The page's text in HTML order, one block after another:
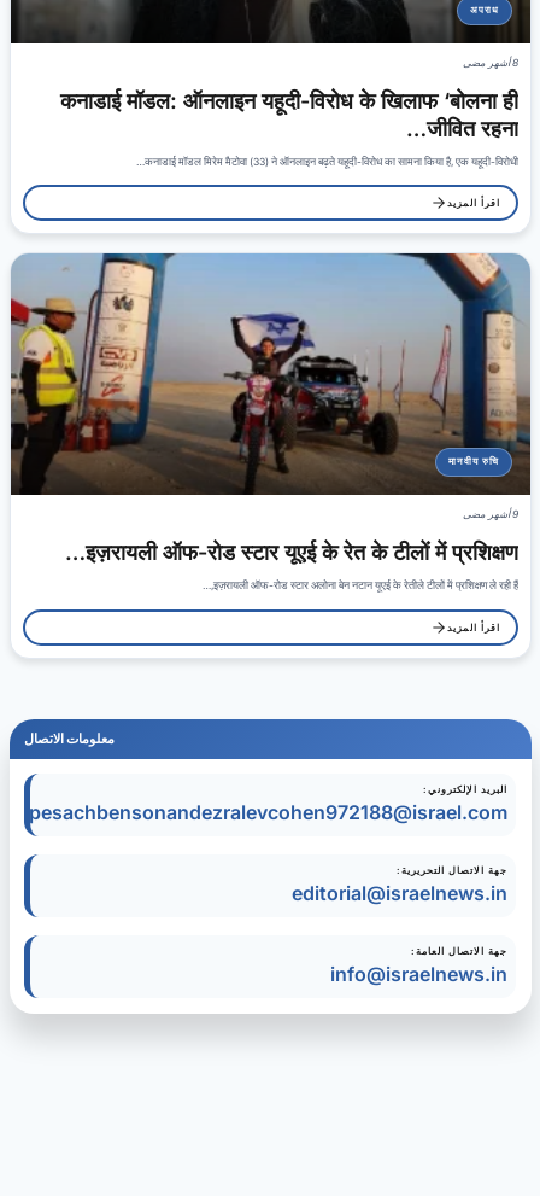
अपराध
8 أشهر مضى
कनाडाई मॉडल: ऑनलाइन यहूदी-विरोध के खिलाफ ‘बोलना ही
जीवित रहना…
कनाडाई मॉडल मिरेम मैटोवा (33) ने ऑनलाइन बढ़ते यहूदी-विरोध का सामना किया है, एक यहूदी-विरोधी…
اقرأ المزيد
मानवीय रुचि
9 أشهر مضى
इज़रायली ऑफ-रोड स्टार यूएई के रेत के टीलों में प्रशिक्षण…
इज़रायली ऑफ-रोड स्टार अलोना बेन नटान यूएई के रेतीले टीलों में प्रशिक्षण ले रही हैं,…
اقرأ المزيد
معلومات الاتصال
البريد الإلكتروني:
pesachbensonandezralevcohen972188@israel.com
جهة الاتصال التحريرية:
editorial@israelnews.in
جهة الاتصال العامة:
info@israelnews.in